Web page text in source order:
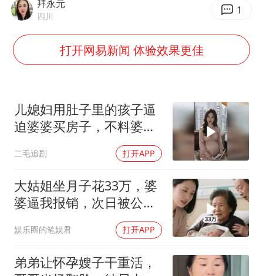
东航：国内客票提前14天免费退改
日本试射“战斧”导弹，国防部回应
夯实基础开新局
拜永元
四川 1
打开网易新闻 体验效果更佳
儿媳妇用肚子里的孩子逼
迫婆婆买房子，不料婆婆
二毛追剧 打开APP
大姑姐坐月子花33万，婆
婆逼我报销，次日被公公
娱乐圈的笔娱君 打开APP
弟弟让怀孕嫂子干重活，